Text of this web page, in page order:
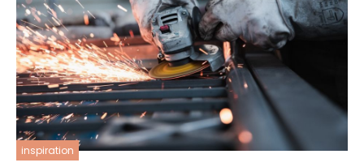
inspiration